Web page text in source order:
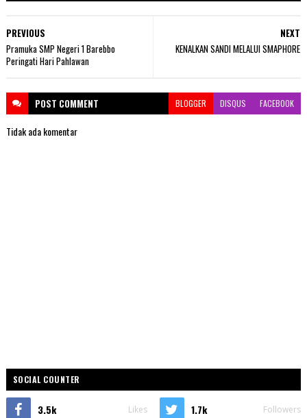
NEXT
KENALKAN SANDI MELALUI SMAPHORE
PREVIOUS
Pramuka SMP Negeri 1 Barebbo
Peringati Hari Pahlawan
POST COMMENT BLOGGER DISQUS FACEBOOK
Tidak ada komentar
SOCIAL COUNTER
3.5k Likes 1.7k Followers